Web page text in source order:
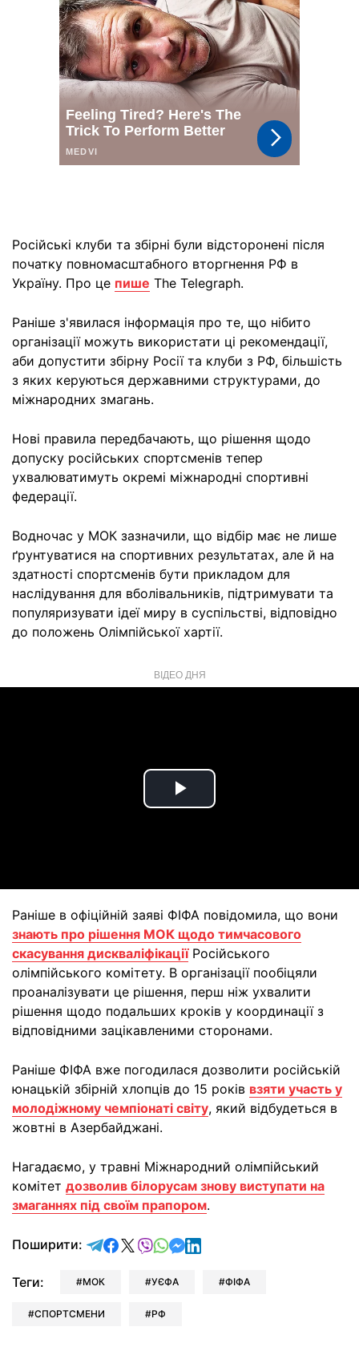
Російські клуби та збірні були відсторонені після
початку повномасштабного вторгнення РФ в
Україну. Про це пише The Telegraph.
Раніше з'явилася інформація про те, що нібито
організації можуть використати ці рекомендації,
аби допустити збірну Росії та клуби з РФ, більшість
з яких керуються державними структурами, до
міжнародних змагань.
Нові правила передбачають, що рішення щодо
допуску російських спортсменів тепер
ухвалюватимуть окремі міжнародні спортивні
федерації.
Водночас у МОК зазначили, що відбір має не лише
ґрунтуватися на спортивних результатах, але й на
здатності спортсменів бути прикладом для
наслідування для вболівальників, підтримувати та
популяризувати ідеї миру в суспільстві, відповідно
до положень Олімпійської хартії.
ВІДЕО ДНЯ
Play
Раніше в офіційній заяві ФІФА повідомила, що вони
знають про рішення МОК щодо тимчасового
скасування дискваліфікаціїРосійського
олімпійського комітету. В організації пообіцяли
проаналізувати це рішення, перш ніж ухвалити
рішення щодо подальших кроків у координації з
відповідними зацікавленими сторонами.
Раніше ФІФА вже погодилася дозволити російській
юнацькій збірній хлопців до 15 років взяти участь у
молодіжному чемпіонаті світу, який відбудеться в
жовтні в Азербайджані.
Нагадаємо, у травні Міжнародний олімпійський
комітет дозволив білорусам знову виступати на
змаганнях під своїм прапором.
Поширити: відправити у Telegram
поділитись у Facebook
поділитись у X
відправити у Viber
відправити у Whatsapp
відправити у Messenger
відправити у LinkedIn
Теги: МОК УЄФА ФІФА
СПОРТСМЕНИ РФ